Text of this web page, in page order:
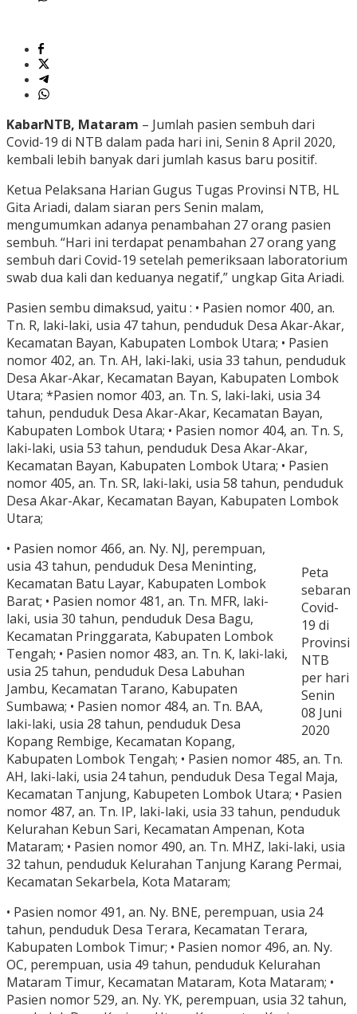
KabarNTB, Mataram – Jumlah pasien sembuh dari
Covid-19 di NTB dalam pada hari ini, Senin 8 April 2020,
kembali lebih banyak dari jumlah kasus baru positif.
Ketua Pelaksana Harian Gugus Tugas Provinsi NTB, HL
Gita Ariadi, dalam siaran pers Senin malam,
mengumumkan adanya penambahan 27 orang pasien
sembuh. “Hari ini terdapat penambahan 27 orang yang
sembuh dari Covid-19 setelah pemeriksaan laboratorium
swab dua kali dan keduanya negatif,” ungkap Gita Ariadi.
Pasien sembu dimaksud, yaitu : • Pasien nomor 400, an.
Tn. R, laki-laki, usia 47 tahun, penduduk Desa Akar-Akar,
Kecamatan Bayan, Kabupaten Lombok Utara; • Pasien
nomor 402, an. Tn. AH, laki-laki, usia 33 tahun, penduduk
Desa Akar-Akar, Kecamatan Bayan, Kabupaten Lombok
Utara; *Pasien nomor 403, an. Tn. S, laki-laki, usia 34
tahun, penduduk Desa Akar-Akar, Kecamatan Bayan,
Kabupaten Lombok Utara; • Pasien nomor 404, an. Tn. S,
laki-laki, usia 53 tahun, penduduk Desa Akar-Akar,
Kecamatan Bayan, Kabupaten Lombok Utara; • Pasien
nomor 405, an. Tn. SR, laki-laki, usia 58 tahun, penduduk
Desa Akar-Akar, Kecamatan Bayan, Kabupaten Lombok
Utara;
Peta
sebaran
Covid-
19 di
Provinsi
NTB
per hari
Senin
08 Juni
2020
• Pasien nomor 466, an. Ny. NJ, perempuan,
usia 43 tahun, penduduk Desa Meninting,
Kecamatan Batu Layar, Kabupaten Lombok
Barat; • Pasien nomor 481, an. Tn. MFR, laki-
laki, usia 30 tahun, penduduk Desa Bagu,
Kecamatan Pringgarata, Kabupaten Lombok
Tengah; • Pasien nomor 483, an. Tn. K, laki-laki,
usia 25 tahun, penduduk Desa Labuhan
Jambu, Kecamatan Tarano, Kabupaten
Sumbawa; • Pasien nomor 484, an. Tn. BAA,
laki-laki, usia 28 tahun, penduduk Desa
Kopang Rembige, Kecamatan Kopang,
Kabupaten Lombok Tengah; • Pasien nomor 485, an. Tn.
AH, laki-laki, usia 24 tahun, penduduk Desa Tegal Maja,
Kecamatan Tanjung, Kabupeten Lombok Utara; • Pasien
nomor 487, an. Tn. IP, laki-laki, usia 33 tahun, penduduk
Kelurahan Kebun Sari, Kecamatan Ampenan, Kota
Mataram; • Pasien nomor 490, an. Tn. MHZ, laki-laki, usia
32 tahun, penduduk Kelurahan Tanjung Karang Permai,
Kecamatan Sekarbela, Kota Mataram;
• Pasien nomor 491, an. Ny. BNE, perempuan, usia 24
tahun, penduduk Desa Terara, Kecamatan Terara,
Kabupaten Lombok Timur; • Pasien nomor 496, an. Ny.
OC, perempuan, usia 49 tahun, penduduk Kelurahan
Mataram Timur, Kecamatan Mataram, Kota Mataram; •
Pasien nomor 529, an. Ny. YK, perempuan, usia 32 tahun,